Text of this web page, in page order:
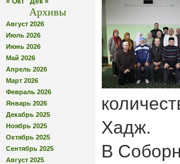
Архивы
Август 2026
Июль 2026
Июнь 2026
Май 2026
Апрель 2026
Март 2026
Февраль 2026
Январь 2026
Декабрь 2025
Ноябрь 2025
Октябрь 2025
Сентябрь 2025
Август 2025
Хадж.
В